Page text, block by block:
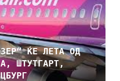
ЌЕ ЛЕТА ОД
ШТУТГАРТ,